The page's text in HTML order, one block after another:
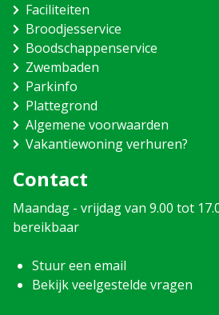
Faciliteiten
Broodjesservice
Boodschappenservice
Zwembaden
Parkinfo
Plattegrond
Algemene voorwaarden
Vakantiewoning verhuren?
Contact
Maandag - vrijdag van 9.00 tot
bereikbaar
Stuur een email
Bekijk veelgestelde vragen